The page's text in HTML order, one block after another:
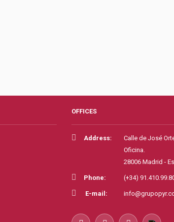
OFFICES
Address:
Calle de José
Oficina.
28006 Madrid -
Phone: (+34)
E-mail: